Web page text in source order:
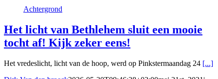
Achtergrond
Het licht van Bethlehem sluit een mooie
tocht af! Kijk zeker eens!
Het vredeslicht, licht van de hoop, werd op Pinkstermaandag 24 [...]